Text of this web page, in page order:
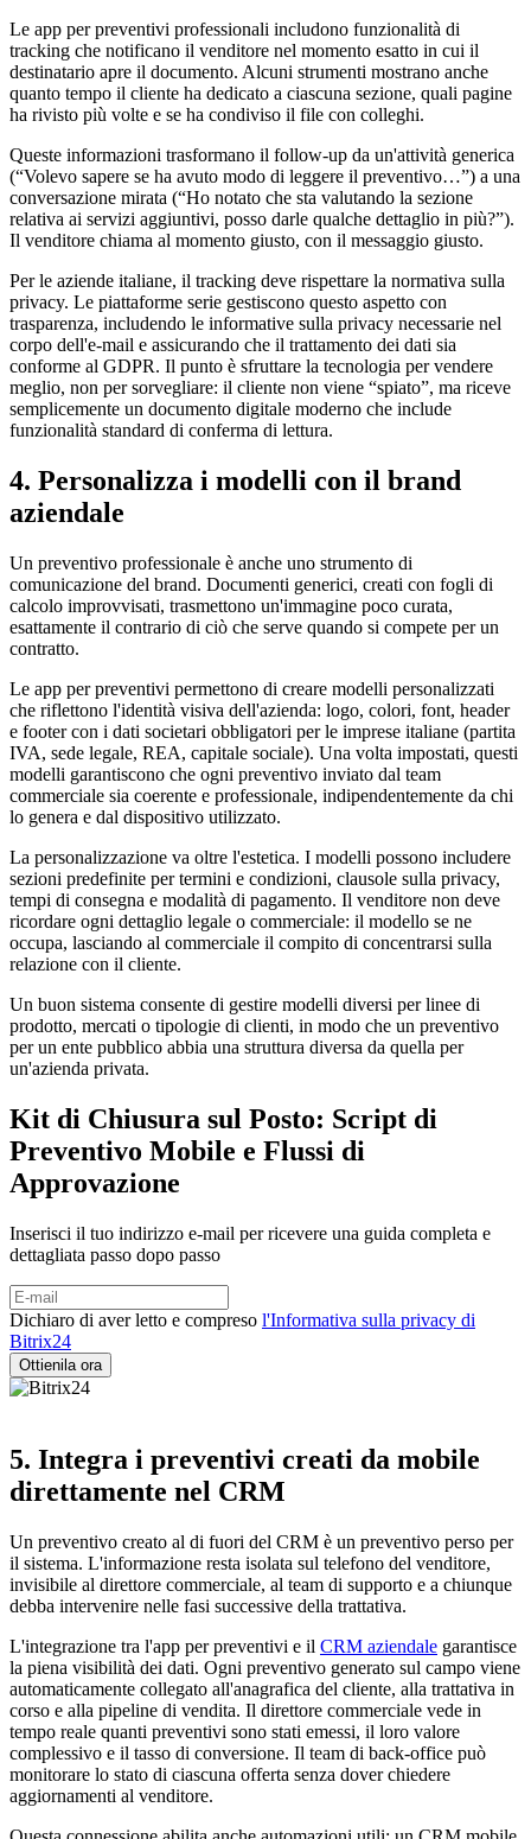
Le app per preventivi professionali includono funzionalità di
tracking che notificano il venditore nel momento esatto in cui il
destinatario apre il documento. Alcuni strumenti mostrano anche
quanto tempo il cliente ha dedicato a ciascuna sezione, quali pagine
ha rivisto più volte e se ha condiviso il file con colleghi.
Queste informazioni trasformano il follow-up da un'attività generica
(“Volevo sapere se ha avuto modo di leggere il preventivo…”) a una
conversazione mirata (“Ho notato che sta valutando la sezione
relativa ai servizi aggiuntivi, posso darle qualche dettaglio in più?”).
Il venditore chiama al momento giusto, con il messaggio giusto.
Per le aziende italiane, il tracking deve rispettare la normativa sulla
privacy. Le piattaforme serie gestiscono questo aspetto con
trasparenza, includendo le informative sulla privacy necessarie nel
corpo dell'e-mail e assicurando che il trattamento dei dati sia
conforme al GDPR. Il punto è sfruttare la tecnologia per vendere
meglio, non per sorvegliare: il cliente non viene “spiato”, ma riceve
semplicemente un documento digitale moderno che include
funzionalità standard di conferma di lettura.
4. Personalizza i modelli con il brand
aziendale
Un preventivo professionale è anche uno strumento di
comunicazione del brand. Documenti generici, creati con fogli di
calcolo improvvisati, trasmettono un'immagine poco curata,
esattamente il contrario di ciò che serve quando si compete per un
contratto.
Le app per preventivi permettono di creare modelli personalizzati
che riflettono l'identità visiva dell'azienda: logo, colori, font, header
e footer con i dati societari obbligatori per le imprese italiane (partita
IVA, sede legale, REA, capitale sociale). Una volta impostati, questi
modelli garantiscono che ogni preventivo inviato dal team
commerciale sia coerente e professionale, indipendentemente da chi
lo genera e dal dispositivo utilizzato.
La personalizzazione va oltre l'estetica. I modelli possono includere
sezioni predefinite per termini e condizioni, clausole sulla privacy,
tempi di consegna e modalità di pagamento. Il venditore non deve
ricordare ogni dettaglio legale o commerciale: il modello se ne
occupa, lasciando al commerciale il compito di concentrarsi sulla
relazione con il cliente.
Un buon sistema consente di gestire modelli diversi per linee di
prodotto, mercati o tipologie di clienti, in modo che un preventivo
per un ente pubblico abbia una struttura diversa da quella per
un'azienda privata.
Kit di Chiusura sul Posto: Script di
Preventivo Mobile e Flussi di
Approvazione
Inserisci il tuo indirizzo e-mail per ricevere una guida completa e
dettagliata passo dopo passo
Dichiaro di aver letto e compreso l'Informativa sulla privacy di
Bitrix24
5. Integra i preventivi creati da mobile
direttamente nel CRM
Un preventivo creato al di fuori del CRM è un preventivo perso per
il sistema. L'informazione resta isolata sul telefono del venditore,
invisibile al direttore commerciale, al team di supporto e a chiunque
debba intervenire nelle fasi successive della trattativa.
L'integrazione tra l'app per preventivi e il CRM aziendale garantisce
la piena visibilità dei dati. Ogni preventivo generato sul campo viene
automaticamente collegato all'anagrafica del cliente, alla trattativa in
corso e alla pipeline di vendita. Il direttore commerciale vede in
tempo reale quanti preventivi sono stati emessi, il loro valore
complessivo e il tasso di conversione. Il team di back-office può
monitorare lo stato di ciascuna offerta senza dover chiedere
aggiornamenti al venditore.